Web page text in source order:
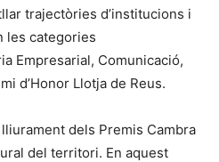
trajectòries d’institucions i
les categories
Empresarial, Comunicació,
d’Honor Llotja de Reus.
dels Premis Cambra
del territori. En aquest